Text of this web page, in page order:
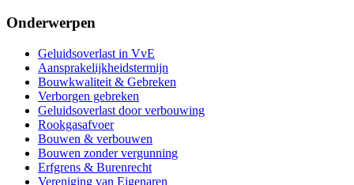
Onderwerpen
Geluidsoverlast in VvE
Aansprakelijkheidstermijn
Bouwkwaliteit & Gebreken
Verborgen gebreken
Geluidsoverlast door verbouwing
Rookgasafvoer
Bouwen & verbouwen
Bouwen zonder vergunning
Erfgrens & Burenrecht
Vereniging van Eigenaren